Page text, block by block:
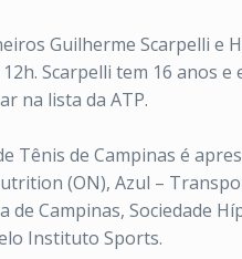
Guilherme Scarpelli
Scarpelli tem 16
na lista da ATP.
Tênis de Campinas é
(ON), Azul –
Campinas, Sociedade
Instituto Sports.